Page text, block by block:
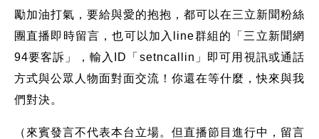
勵加油打氣，要給與愛的抱抱，都可以在三立新聞粉絲
團直播即時留言，也可以加入line群組的「三立新聞網
94要客訴」，輸入ID「setncallin」即可用視訊或通話
方式與公眾人物面對面交流！你還在等什麼，快來與我
們對決。
（來賓發言不代表本台立場。但直播節目進行中，留言